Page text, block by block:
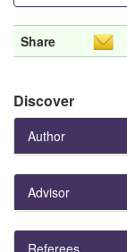
Share
Discover
Author
Advisor
Referees